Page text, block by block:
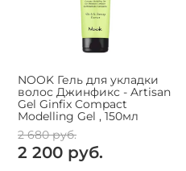
NOOK Гель для укладки
волос Джинфикс - Artisan
Gel Ginfix Compact
Modelling Gel , 150мл
2 680 руб.
2 200 руб.